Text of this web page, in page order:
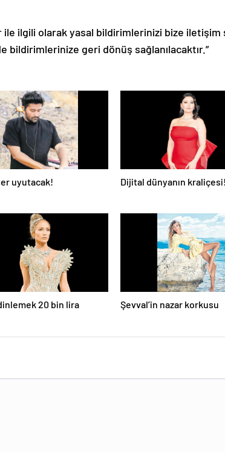
ilgili olarak yasal bildirimlerinizi bize iletişim
bildirimlerinize geri dönüş sağlanılacaktır.”
uyutacak! Dijital dünyanın kraliçesi!
20 bin lira Şevval’in nazar korkusu